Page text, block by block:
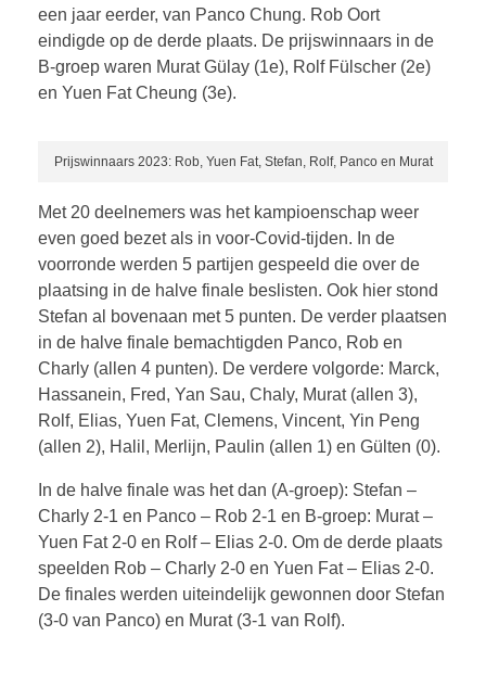
een jaar eerder, van Panco Chung. Rob Oort
eindigde op de derde plaats. De prijswinnaars in de
B-groep waren Murat Gülay (1e), Rolf Fülscher (2e)
en Yuen Fat Cheung (3e).
Prijswinnaars 2023: Rob, Yuen Fat, Stefan, Rolf, Panco en Murat
Met 20 deelnemers was het kampioenschap weer
even goed bezet als in voor-Covid-tijden. In de
voorronde werden 5 partijen gespeeld die over de
plaatsing in de halve finale beslisten. Ook hier stond
Stefan al bovenaan met 5 punten. De verder plaatsen
in de halve finale bemachtigden Panco, Rob en
Charly (allen 4 punten). De verdere volgorde: Marck,
Hassanein, Fred, Yan Sau, Chaly, Murat (allen 3),
Rolf, Elias, Yuen Fat, Clemens, Vincent, Yin Peng
(allen 2), Halil, Merlijn, Paulin (allen 1) en Gülten (0).
In de halve finale was het dan (A-groep): Stefan –
Charly 2-1 en Panco – Rob 2-1 en B-groep: Murat –
Yuen Fat 2-0 en Rolf – Elias 2-0. Om de derde plaats
speelden Rob – Charly 2-0 en Yuen Fat – Elias 2-0.
De finales werden uiteindelijk gewonnen door Stefan
(3-0 van Panco) en Murat (3-1 van Rolf).